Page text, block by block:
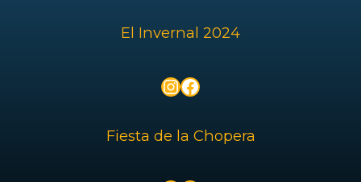
El Invernal 2024
Instagram
Facebook
Fiesta de la Chopera